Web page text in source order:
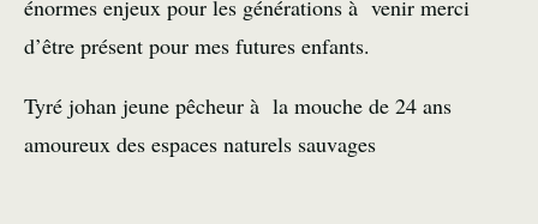
énormes enjeux pour les générations à venir merci
d’être présent pour mes futures enfants.
Tyré johan jeune pêcheur à la mouche de 24 ans
amoureux des espaces naturels sauvages